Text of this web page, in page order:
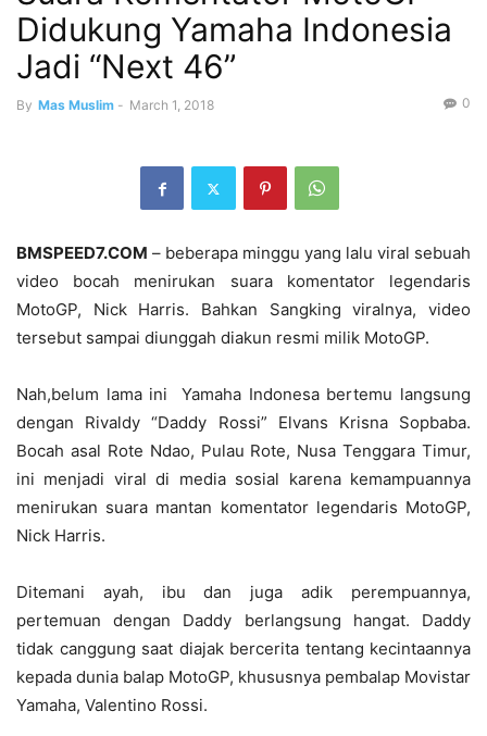
Didukung Yamaha Indonesia
Jadi “Next 46”
By Mas Muslim - March 1, 2018 0
BMSPEED7.COM – beberapa minggu yang lalu viral sebuah
video bocah menirukan suara komentator legendaris
MotoGP, Nick Harris. Bahkan Sangking viralnya, video
tersebut sampai diunggah diakun resmi milik MotoGP.
Nah,belum lama ini Yamaha Indonesa bertemu langsung
dengan Rivaldy “Daddy Rossi” Elvans Krisna Sopbaba.
Bocah asal Rote Ndao, Pulau Rote, Nusa Tenggara Timur,
ini menjadi viral di media sosial karena kemampuannya
menirukan suara mantan komentator legendaris MotoGP,
Nick Harris.
Ditemani ayah, ibu dan juga adik perempuannya,
pertemuan dengan Daddy berlangsung hangat. Daddy
tidak canggung saat diajak bercerita tentang kecintaannya
kepada dunia balap MotoGP, khususnya pembalap Movistar
Yamaha, Valentino Rossi.